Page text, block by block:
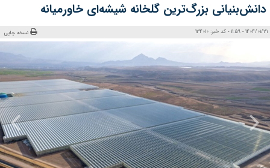
دانش‌بنیانی بزرگ‌ترین گلخانه شیشه‌ای خاورمیانه
1404/01/21 - 11:59 - کد خبر: 134010 نسخه چاپی